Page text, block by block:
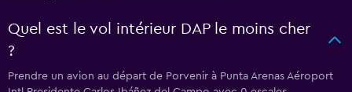
Quel est le vol intérieur DAP le moins cher
?
Prendre un avion au départ de Porvenir à Punta Arenas Aéroport